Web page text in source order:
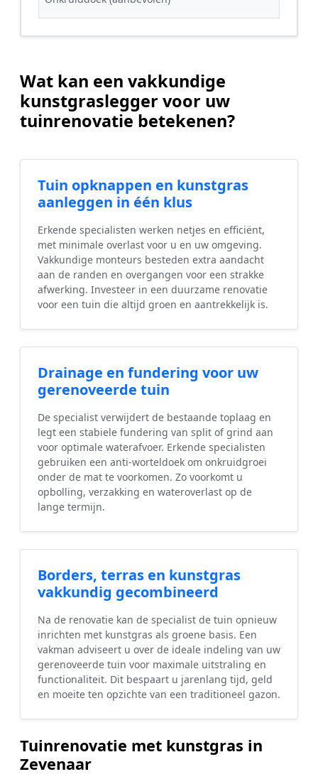
Wat kan een vakkundige
kunstgraslegger voor uw
tuinrenovatie betekenen?
Tuin opknappen en kunstgras
aanleggen in één klus
Erkende specialisten werken netjes en efficiënt,
met minimale overlast voor u en uw omgeving.
Vakkundige monteurs besteden extra aandacht
aan de randen en overgangen voor een strakke
afwerking. Investeer in een duurzame renovatie
voor een tuin die altijd groen en aantrekkelijk is.
Drainage en fundering voor uw
gerenoveerde tuin
De specialist verwijdert de bestaande toplaag en
legt een stabiele fundering van split of grind aan
voor optimale waterafvoer. Erkende specialisten
gebruiken een anti-worteldoek om onkruidgroei
onder de mat te voorkomen. Zo voorkomt u
opbolling, verzakking en wateroverlast op de
lange termijn.
Borders, terras en kunstgras
vakkundig gecombineerd
Na de renovatie kan de specialist de tuin opnieuw
inrichten met kunstgras als groene basis. Een
vakman adviseert u over de ideale indeling van uw
gerenoveerde tuin voor maximale uitstraling en
functionaliteit. Dit bespaart u jarenlang tijd, geld
en moeite ten opzichte van een traditioneel gazon.
Tuinrenovatie met kunstgras in
Zevenaar